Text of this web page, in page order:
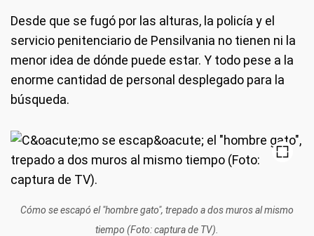
Desde que se fugó por las alturas, la policía y el
servicio penitenciario de Pensilvania no tienen ni la
menor idea de dónde puede estar. Y todo pese a la
enorme cantidad de personal desplegado para la
búsqueda.
Cómo se escapó el "hombre gato", trepado a dos muros al mismo
tiempo (Foto: captura de TV).